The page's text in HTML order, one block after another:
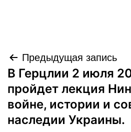
Навигация
по
записям
Предыдущая запись
В Герцлии 2 июля
пройдет лекция
войне, истории и
наследии Украины.